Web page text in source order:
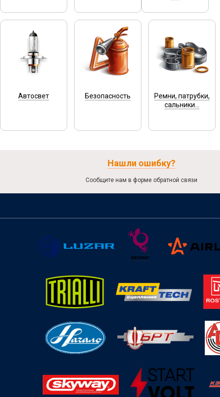
Автосвет Безопасность
Ремни, патрубки,
сальники...
Нашли ошибку?
Сообщите нам в форме обратной связи